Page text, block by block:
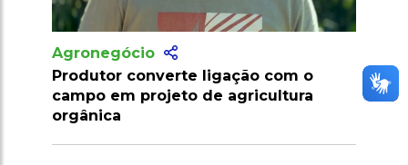
Agronegócio
Produtor converte ligação com o
campo em projeto de agricultura
orgânica